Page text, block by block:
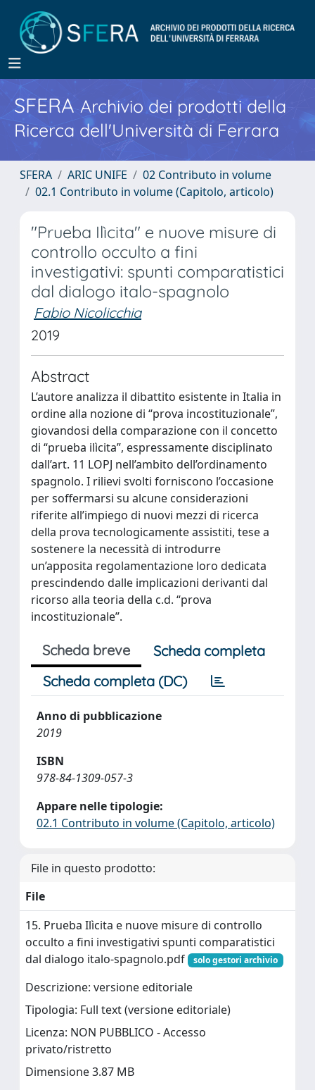
SFERA Archivio dei prodotti della
Ricerca dell'Università di Ferrara
SFERA ARIC UNIFE
02 Contributo in volume
02.1 Contributo in volume (Capitolo, articolo)
"Prueba Ilìcita" e nuove misure di
controllo occulto a fini
investigativi: spunti comparatistici
dal dialogo italo-spagnolo
Fabio Nicolicchia
2019
Abstract
L’autore analizza il dibattito esistente in Italia in
ordine alla nozione di “prova incostituzionale”,
giovandosi della comparazione con il concetto
di “prueba ilìcita”, espressamente disciplinato
dall’art. 11 LOPJ nell’ambito dell’ordinamento
spagnolo. I rilievi svolti forniscono l’occasione
per soffermarsi su alcune considerazioni
riferite all’impiego di nuovi mezzi di ricerca
della prova tecnologicamente assistiti, tese a
sostenere la necessità di introdurre
un’apposita regolamentazione loro dedicata
prescindendo dalle implicazioni derivanti dal
ricorso alla teoria della c.d. “prova
incostituzionale”.
Scheda breve
Scheda completa
Scheda completa (DC)
Anno di pubblicazione
2019
ISBN
978-84-1309-057-3
Appare nelle tipologie:
02.1 Contributo in volume (Capitolo, articolo)
File in questo prodotto:
File
15. Prueba Ilìcita e nuove misure di controllo
occulto a fini investigativi spunti comparatistici
dal dialogo italo-spagnolo.pdf
solo gestori archivio
Descrizione: versione editoriale
Tipologia: Full text (versione editoriale)
Licenza: NON PUBBLICO - Accesso
privato/ristretto
Dimensione 3.87 MB